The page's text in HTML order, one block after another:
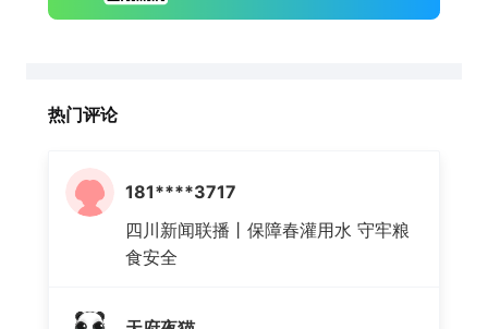
热门评论
181****3717
四川新闻联播丨保障春灌用水 守牢粮
食安全